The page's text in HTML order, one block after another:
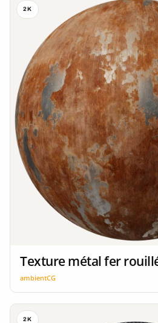
2K
Texture métal fer
ambientCG
2K